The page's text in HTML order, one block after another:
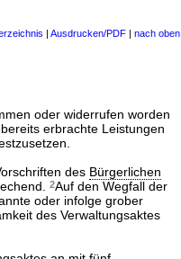
| Ausdrucken/PDF | nach oben
oder widerrufen worden
erbrachte Leistungen
des Bürgerlichen
2Auf den Wegfall der
oder infolge grober
des Verwaltungsaktes